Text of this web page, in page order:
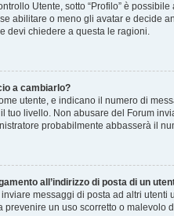
Utente, sotto “Profilo” è
abilitare o meno gli avatar e decide
devi chiedere a questa le ragioni.
a cambiarlo?
utente, e indicano il numero di
tuo livello. Non abusare del Forum
probabilmente abbasserà il
all’indirizzo di posta di un
messaggi di posta ad altri
prevenire un uso scorretto o malevolo